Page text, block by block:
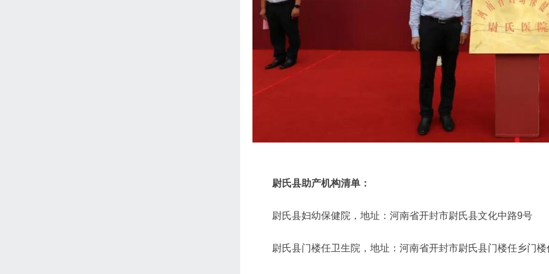
尉氏县助产机构清单：
尉氏县妇幼保健院，地址：河南省开封市尉氏县文化中路9号
尉氏县门楼任卫生院，地址：河南省开封市尉氏县门楼任乡门楼